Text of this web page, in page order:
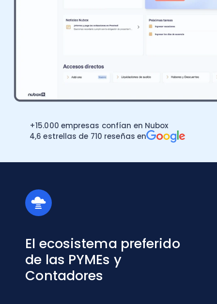
Demostraciones
+15.000 empresas confían en Nubox
4,6 estrellas de 710 reseñas en
El ecosistema preferido
de las PYMEs y
Contadores